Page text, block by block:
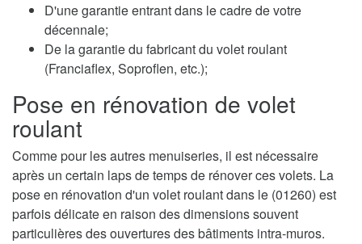
D'une garantie entrant dans le cadre de votre
décennale;
De la garantie du fabricant du volet roulant
(Franciaflex, Soproflen, etc.);
Pose en rénovation de volet
roulant
Comme pour les autres menuiseries, il est nécessaire
après un certain laps de temps de rénover ces volets. La
pose en rénovation d'un volet roulant dans le (01260) est
parfois délicate en raison des dimensions souvent
particulières des ouvertures des bâtiments intra-muros.